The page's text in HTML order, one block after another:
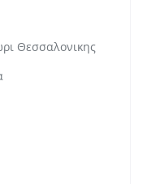
Θεσσαλονικης